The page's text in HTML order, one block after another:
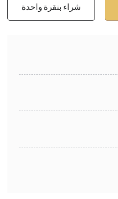
شراء بنقرة واحدة